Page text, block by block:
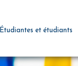
Étudiantes et étudiants